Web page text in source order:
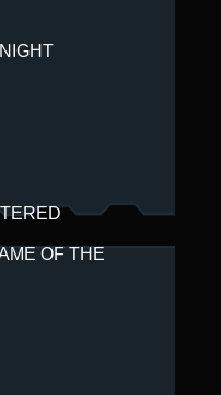
OF THE